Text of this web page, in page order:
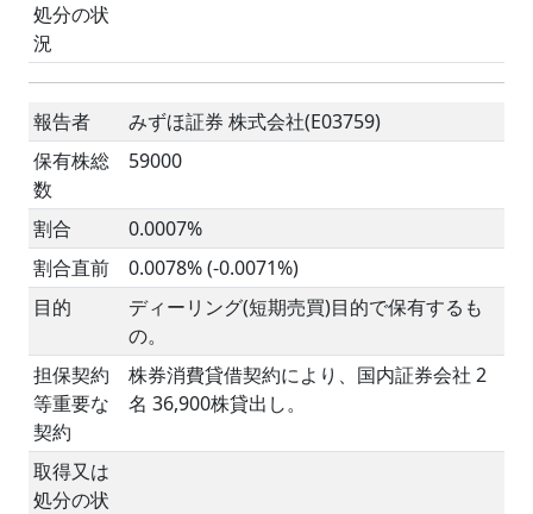
処分の状
況
報告者
みずほ証券 株式会社(E03759)
保有株総
数
59000
割合
0.0007%
割合直前
0.0078% (-0.0071%)
目的
ディーリング(短期売買)目的で保有するも
の。
担保契約
等重要な
契約
株券消費貸借契約により、国内証券会社 2
名 36,900株貸出し。
取得又は
処分の状